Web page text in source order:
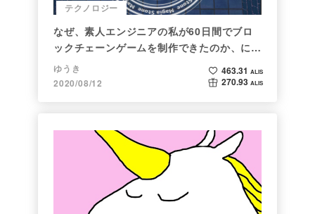
テクノロジー
なぜ、素人エンジニアの私が60日間でブロ
ックチェーンゲームを制作できたのか、につ
いて語ってみた
ゆうき
2020/08/12
463.31 ALIS
270.93 ALIS